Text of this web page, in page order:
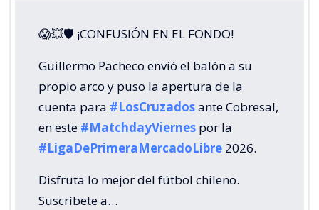
😱💥🛡 ¡CONFUSIÓN EN EL FONDO!
Guillermo Pacheco envió el balón a su
propio arco y puso la apertura de la
cuenta para #LosCruzadosante Cobresal,
en este #MatchdayViernes por la
#LigaDePrimeraMercadoLibre 2026.
Disfruta lo mejor del fútbol chileno.
Suscríbete a…